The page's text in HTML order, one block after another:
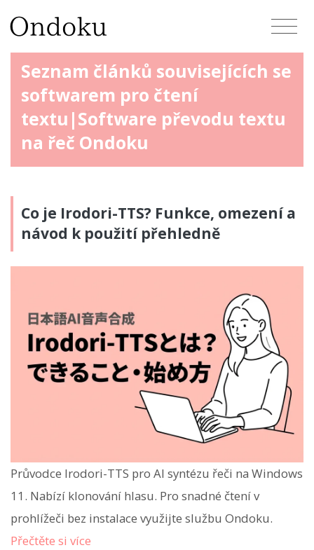
Seznam článků souvisejících se
softwarem pro čtení
textu|Software převodu textu
na řeč Ondoku
Co je Irodori-TTS? Funkce, omezení a
návod k použití přehledně
Průvodce Irodori-TTS pro AI syntézu řeči na Windows
11. Nabízí klonování hlasu. Pro snadné čtení v
prohlížeči bez instalace využijte službu Ondoku.
Přečtěte si více